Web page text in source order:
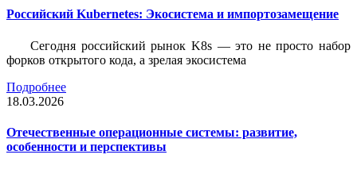
Российский Kubernetes: Экосистема и импортозамещение
Сегодня российский рынок K8s — это не просто набор
форков открытого кода, а зрелая экосистема
Подробнее
18.03.2026
Отечественные операционные системы: развитие,
особенности и перспективы